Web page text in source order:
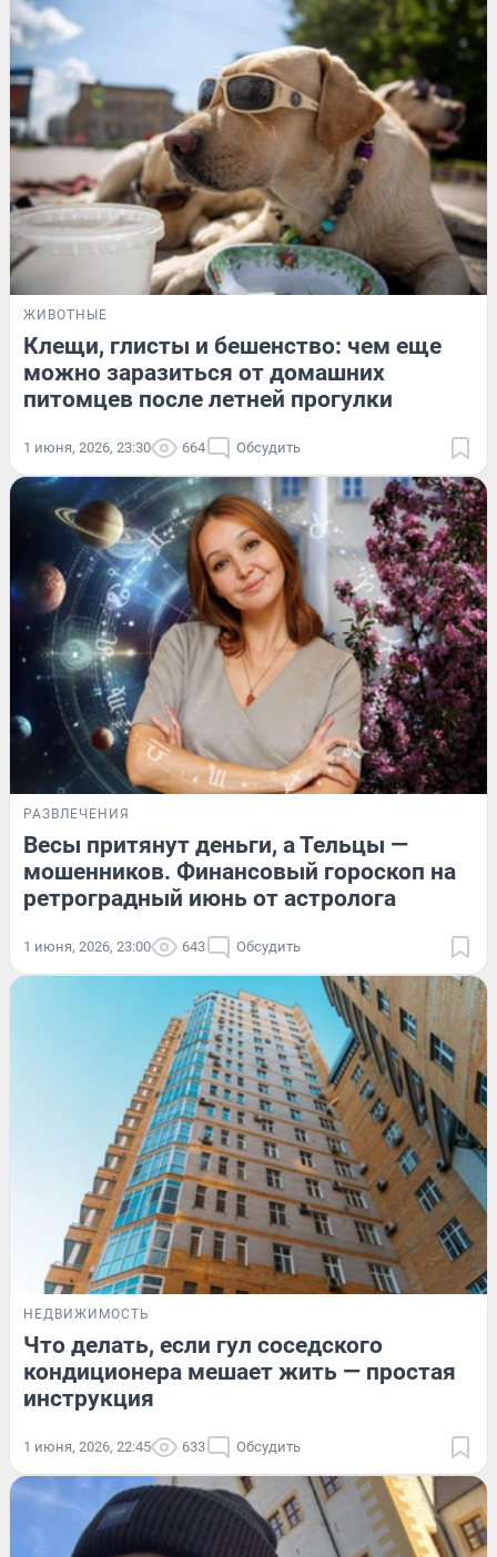
ЖИВОТНЫЕ
Клещи, глисты и бешенство: чем еще
можно заразиться от домашних
питомцев после летней прогулки
1 июня, 2026, 23:30 664 Обсудить
РАЗВЛЕЧЕНИЯ
Весы притянут деньги, а Тельцы —
мошенников. Финансовый гороскоп на
ретроградный июнь от астролога
1 июня, 2026, 23:00 643 Обсудить
НЕДВИЖИМОСТЬ
Что делать, если гул соседского
кондиционера мешает жить — простая
инструкция
1 июня, 2026, 22:45 633 Обсудить